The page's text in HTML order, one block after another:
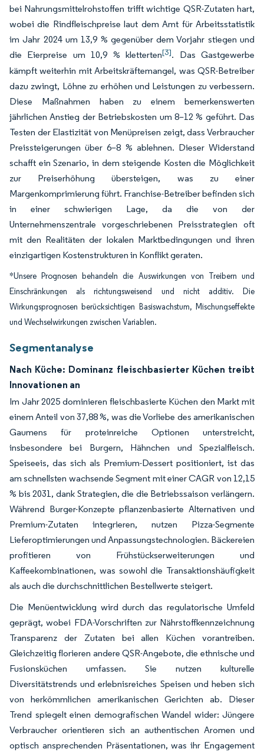
bei Nahrungsmittelrohstoffen trifft wichtige QSR-Zutaten hart,
wobei die Rindfleischpreise laut dem Amt für Arbeitsstatistik
im Jahr 2024 um 13,9 % gegenüber dem Vorjahr stiegen und
die Eierpreise um 10,9 % kletterten[3]. Das Gastgewerbe
kämpft weiterhin mit Arbeitskräftemangel, was QSR-Betreiber
dazu zwingt, Löhne zu erhöhen und Leistungen zu verbessern.
Diese Maßnahmen haben zu einem bemerkenswerten
jährlichen Anstieg der Betriebskosten um 8–12 % geführt. Das
Testen der Elastizität von Menüpreisen zeigt, dass Verbraucher
Preissteigerungen über 6–8 % ablehnen. Dieser Widerstand
schafft ein Szenario, in dem steigende Kosten die Möglichkeit
zur Preiserhöhung übersteigen, was zu einer
Margenkomprimierung führt. Franchise-Betreiber befinden sich
in einer schwierigen Lage, da die von der
Unternehmenszentrale vorgeschriebenen Preisstrategien oft
mit den Realitäten der lokalen Marktbedingungen und ihren
einzigartigen Kostenstrukturen in Konflikt geraten.
*Unsere Prognosen behandeln die Auswirkungen von Treibern und
Einschränkungen als richtungsweisend und nicht additiv. Die
Wirkungsprognosen berücksichtigen Basiswachstum, Mischungseffekte
und Wechselwirkungen zwischen Variablen.
Segmentanalyse
Nach Küche: Dominanz fleischbasierter Küchen treibt
Innovationen an
Im Jahr 2025 dominieren fleischbasierte Küchen den Markt mit
einem Anteil von 37,88 %, was die Vorliebe des amerikanischen
Gaumens für proteinreiche Optionen unterstreicht,
insbesondere bei Burgern, Hähnchen und Spezialfleisch.
Speiseeis, das sich als Premium-Dessert positioniert, ist das
am schnellsten wachsende Segment mit einer CAGR von 12,15
% bis 2031, dank Strategien, die die Betriebssaison verlängern.
Während Burger-Konzepte pflanzenbasierte Alternativen und
Premium-Zutaten integrieren, nutzen Pizza-Segmente
Lieferoptimierungen und Anpassungstechnologien. Bäckereien
profitieren von Frühstückserweiterungen und
Kaffeekombinationen, was sowohl die Transaktionshäufigkeit
als auch die durchschnittlichen Bestellwerte steigert.
Die Menüentwicklung wird durch das regulatorische Umfeld
geprägt, wobei FDA-Vorschriften zur Nährstoffkennzeichnung
Transparenz der Zutaten bei allen Küchen vorantreiben.
Gleichzeitig florieren andere QSR-Angebote, die ethnische und
Fusionsküchen umfassen. Sie nutzen kulturelle
Diversitätstrends und erlebnisreiches Speisen und heben sich
von herkömmlichen amerikanischen Gerichten ab. Dieser
Trend spiegelt einen demografischen Wandel wider: Jüngere
Verbraucher orientieren sich an authentischen Aromen und
optisch ansprechenden Präsentationen, was ihr Engagement